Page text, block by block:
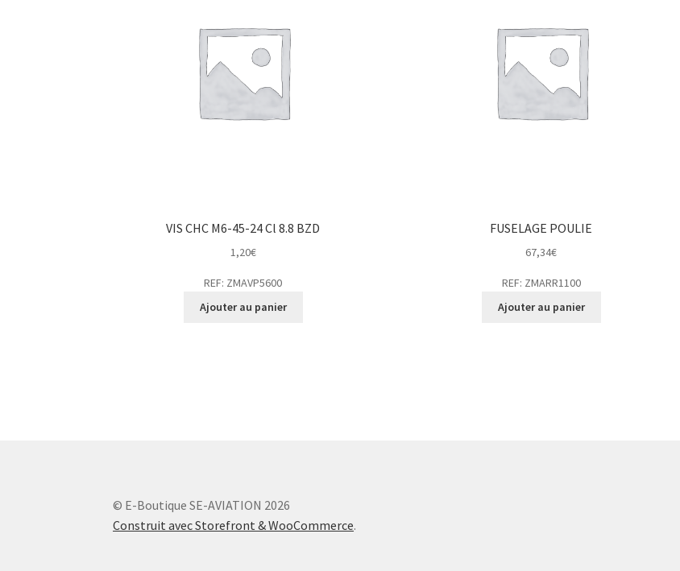
VIS CHC M6-45-24 Cl 8.8 BZD
1,20€
REF: ZMAVP5600
Ajouter au panier
FUSELAGE POULIE
67,34€
REF: ZMARR1100
Ajouter au panier
© E-Boutique SE-AVIATION 2026
Construit avec Storefront & WooCommerce.